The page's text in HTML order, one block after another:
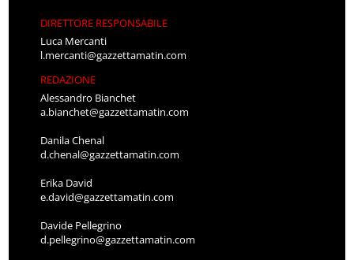
DIRETTORE RESPONSABILE
Luca Mercanti
l.mercanti@gazzettamatin.com
REDAZIONE
Alessandro Bianchet
a.bianchet@gazzettamatin.com
Danila Chenal
d.chenal@gazzettamatin.com
Erika David
e.david@gazzettamatin.com
Davide Pellegrino
d.pellegrino@gazzettamatin.com